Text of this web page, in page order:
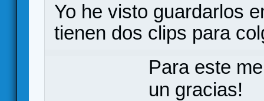
Yo he visto guardarlos
tienen dos clips para
Para este
un gracias!